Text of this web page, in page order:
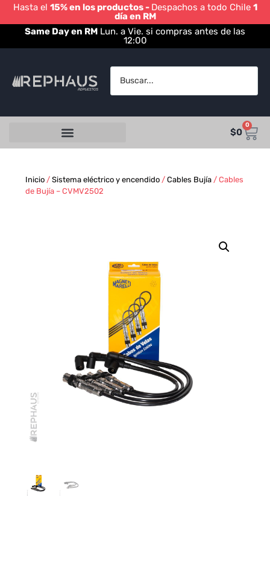
Hasta el 15% en los productos - Despachos a todo Chile 1
día en RM
Same Day en RM Lun. a Vie. si compras antes de las
12:00
$0
0
Inicio / Sistema eléctrico y encendido / Cables Bujía / Cables
de Bujía – CVMV2502